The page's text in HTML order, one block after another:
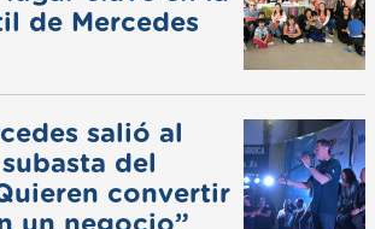
de Mercedes
salió al
del
convertir